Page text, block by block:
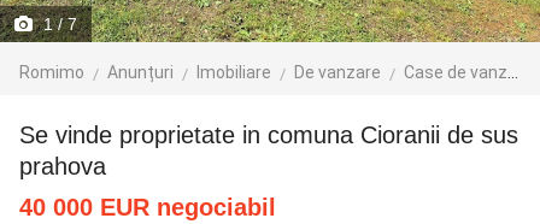
1/ 7
Romimo Anunțuri Imobiliare De vanzare Case de vanzare
Se vinde proprietate in comuna Cioranii de sus
prahova
40 000 EUR negociabil